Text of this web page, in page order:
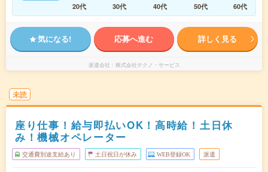
20代
30代 40代 50代 60代
気になる! 応募へ進む 詳しく見る
派遣会社 株式会社テクノ・サービス
未読
座り仕事！給与即払いOK！高時給！土日休
み！機械オペレーター
交通費別途支給あり 土日祝日が休み WEB登録OK 派遣